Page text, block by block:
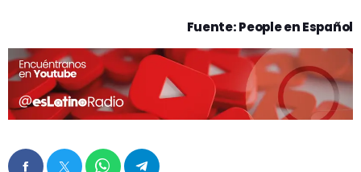
Fuente: People en Español